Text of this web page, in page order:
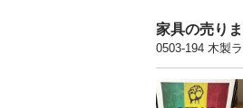
家具の売り
0503-194 木製